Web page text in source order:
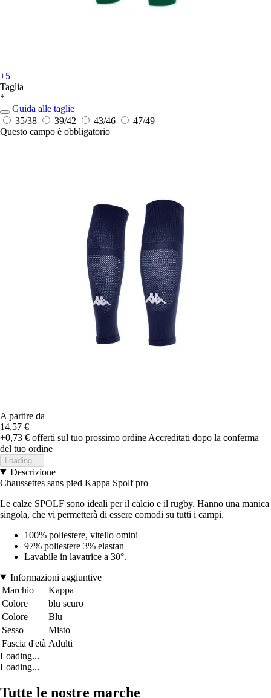
+5
Taglia
*
Guida alle taglie
35/38
39/42 43/46
47/49
Questo campo è obbligatorio
A partire da
14,57 €
+0,73 € offerti sul tuo prossimo ordine Accreditati dopo la conferma
del tuo ordine
Loading...
Descrizione
Chaussettes sans pied Kappa Spolf pro
Le calze SPOLF sono ideali per il calcio e il rugby. Hanno una manica
singola, che vi permetterà di essere comodi su tutti i campi.
100% poliestere, vitello omini
97% poliestere 3% elastan
Lavabile in lavatrice a 30°.
Informazioni aggiuntive
Marchio
Kappa
Colore
blu scuro
Colore
Blu
Sesso
Misto
Fascia d'età Adulti
Loading...
Loading...
Tutte le nostre marche